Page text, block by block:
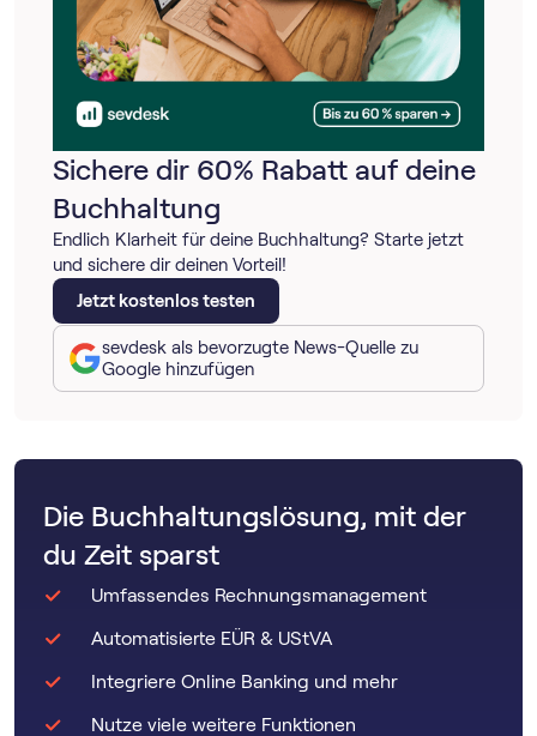
Sichere dir 60% Rabatt auf deine
Buchhaltung
Endlich Klarheit für deine Buchhaltung? Starte jetzt
und sichere dir deinen Vorteil!
Jetzt kostenlos testen
sevdesk als bevorzugte News-Quelle zu
Google hinzufügen
Die Buchhaltungslösung, mit der
du Zeit sparst
Umfassendes Rechnungsmanagement
Automatisierte EÜR & UStVA
Integriere Online Banking und mehr
Nutze viele weitere Funktionen